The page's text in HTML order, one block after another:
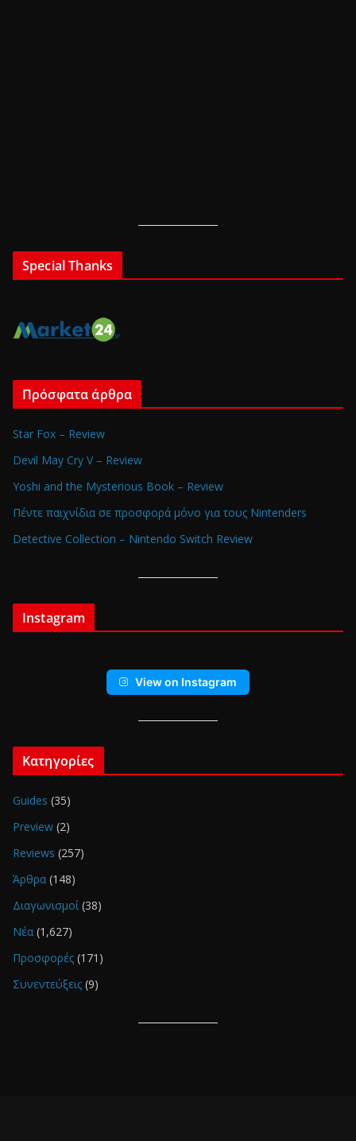
Special Thanks
Πρόσφατα άρθρα
Star Fox – Review
Devil May Cry V – Review
Yoshi and the Mysterious Book – Review
Πέντε παιχνίδια σε προσφορά μόνο για τους Nintenders
Detective Collection – Nintendo Switch Review
Instagram
View on Instagram
Κατηγορίες
Guides (35)
Preview (2)
Reviews (257)
Άρθρα (148)
Διαγωνισμοί(38)
Νέα (1,627)
Προσφορές (171)
Συνεντεύξεις (9)